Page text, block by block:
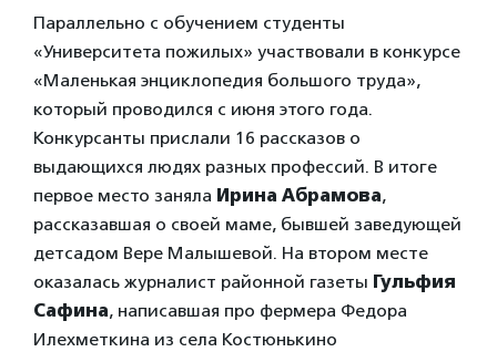
Параллельно с обучением студенты
«Университета пожилых» участвовали в конкурсе
«Маленькая энциклопедия большого труда»,
который проводился с июня этого года.
Конкурсанты прислали 16 рассказов о
выдающихся людях разных профессий. В итоге
первое место заняла Ирина Абрамова,
рассказавшая о своей маме, бывшей заведующей
детсадом Вере Малышевой. На втором месте
оказалась журналист районной газеты Гульфия
Сафина, написавшая про фермера Федора
Илехметкина из села Костюнькино